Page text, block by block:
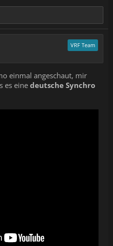
VRF Team
einmal angeschaut, mir
es eine deutsche Synchro